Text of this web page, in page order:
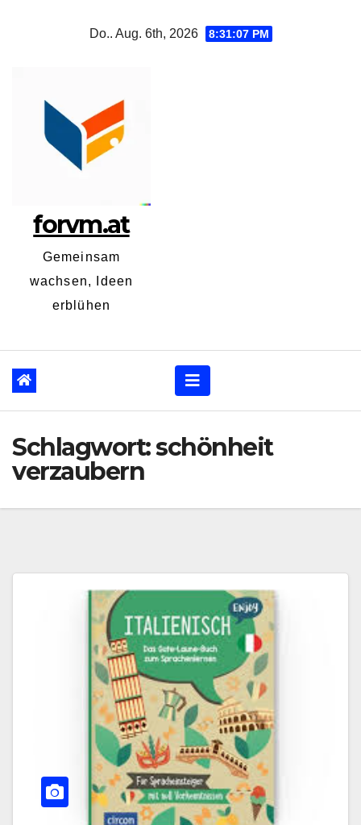
Do.. Aug. 6th, 2026 8:31:08 PM
forvm.at
Gemeinsam
wachsen, Ideen
erblühen
Schlagwort:schönheit
verzaubern